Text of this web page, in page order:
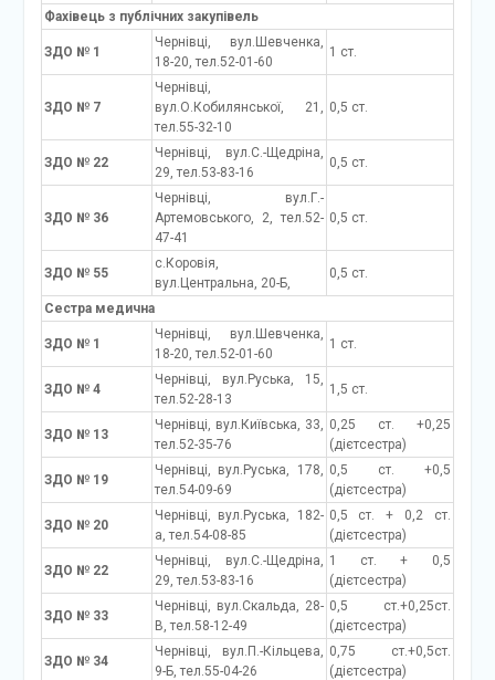
Фахівець з публічних закупівель
ЗДО № 1
Чернівці, вул.Шевченка,
18-20, тел.52-01-60
1 ст.
ЗДО № 7
Чернівці,
вул.О.Кобилянської, 21,
тел.55-32-10
0,5 ст.
ЗДО № 22
Чернівці, вул.С.-Щедріна,
29, тел.53-83-16
0,5 ст.
ЗДО № 36
Чернівці, вул.Г.-
Артемовського, 2, тел.52-
47-41
0,5 ст.
ЗДО № 55
с.Коровія,
вул.Центральна, 20-Б,
0,5 ст.
Сестра медична
ЗДО № 1
Чернівці, вул.Шевченка,
18-20, тел.52-01-60
1 ст.
ЗДО № 4
Чернівці, вул.Руська, 15,
тел.52-28-13
1,5 ст.
ЗДО № 13
Чернівці, вул.Київська, 33,
тел.52-35-76
0,25 ст. +0,25
(дієтсестра)
ЗДО № 19
Чернівці, вул.Руська, 178,
тел.54-09-69
0,5 ст. +0,5
(дієтсестра)
ЗДО № 20
Чернівці, вул.Руська, 182-
а, тел.54-08-85
0,5 ст. + 0,2 ст.
(дієтсестра)
ЗДО № 22
Чернівці, вул.С.-Щедріна,
29, тел.53-83-16
1 ст. + 0,5
(дієтсестра)
ЗДО № 33
Чернівці, вул.Скальда, 28-
В, тел.58-12-49
0,5 ст.+0,25ст.
(дієтсестра)
ЗДО № 34
Чернівці, вул.П.-Кільцева,
9-Б, тел.55-04-26
0,75 ст.+0,5ст.
(дієтсестра)